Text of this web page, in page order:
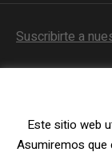
Suscribirte a
Política de
derechos
Este sitio web
Asumiremos que